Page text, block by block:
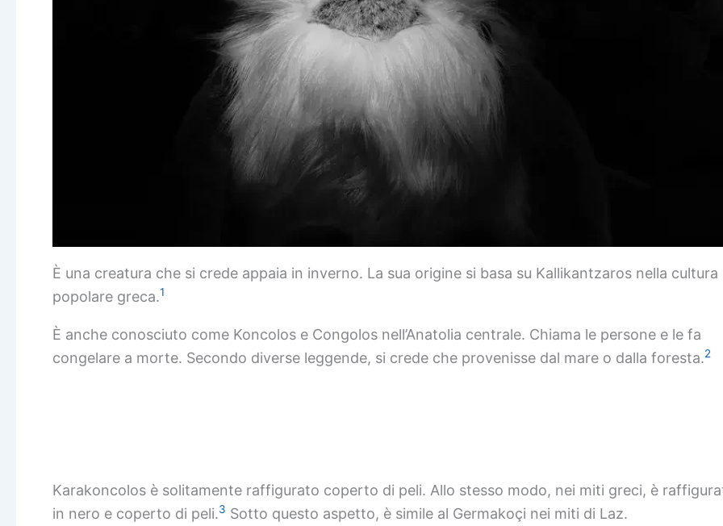
È una creatura che si crede appaia in inverno. La sua origine si basa su Kallikantzaros nella cultura
popolare greca.1
È anche conosciuto come Koncolos e Congolos nell’Anatolia centrale. Chiama le persone e le fa
congelare a morte. Secondo diverse leggende, si crede che provenisse dal mare o dalla foresta.2
Karakoncolos è solitamente raffigurato coperto di peli. Allo stesso modo, nei miti greci, è
in nero e coperto di peli.3 Sotto questo aspetto, è simile al Germakoçi nei miti di Laz.